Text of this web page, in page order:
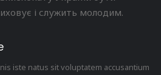
і служить молодим.
iste natus sit voluptatem accusantium